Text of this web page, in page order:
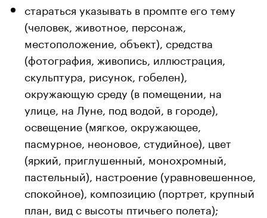
стараться указывать в промпте его тему
(человек, животное, персонаж,
местоположение, объект), средства
(фотография, живопись, иллюстрация,
скульптура, рисунок, гобелен),
окружающую среду (в помещении, на
улице, на Луне, под водой, в городе),
освещение (мягкое, окружающее,
пасмурное, неоновое, студийное), цвет
(яркий, приглушенный, монохромный,
пастельный), настроение (уравновешенное,
спокойное), композицию (портрет, крупный
план, вид с высоты птичьего полета);